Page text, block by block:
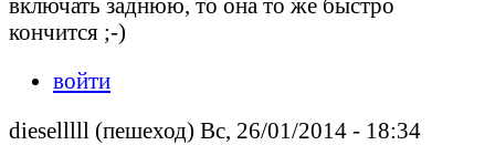
кончится ;-)
войти
dieselllll (пешеход) Вс, 26/01/2014 - 18:34